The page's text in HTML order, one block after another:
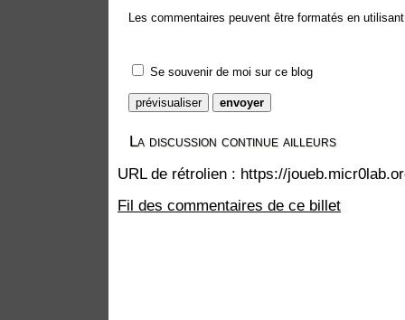
Les commentaires peuvent être formatés en
Se souvenir de moi sur ce blog
La discussion continue ailleurs
URL de rétrolien : https://
Fil des commentaires de ce billet